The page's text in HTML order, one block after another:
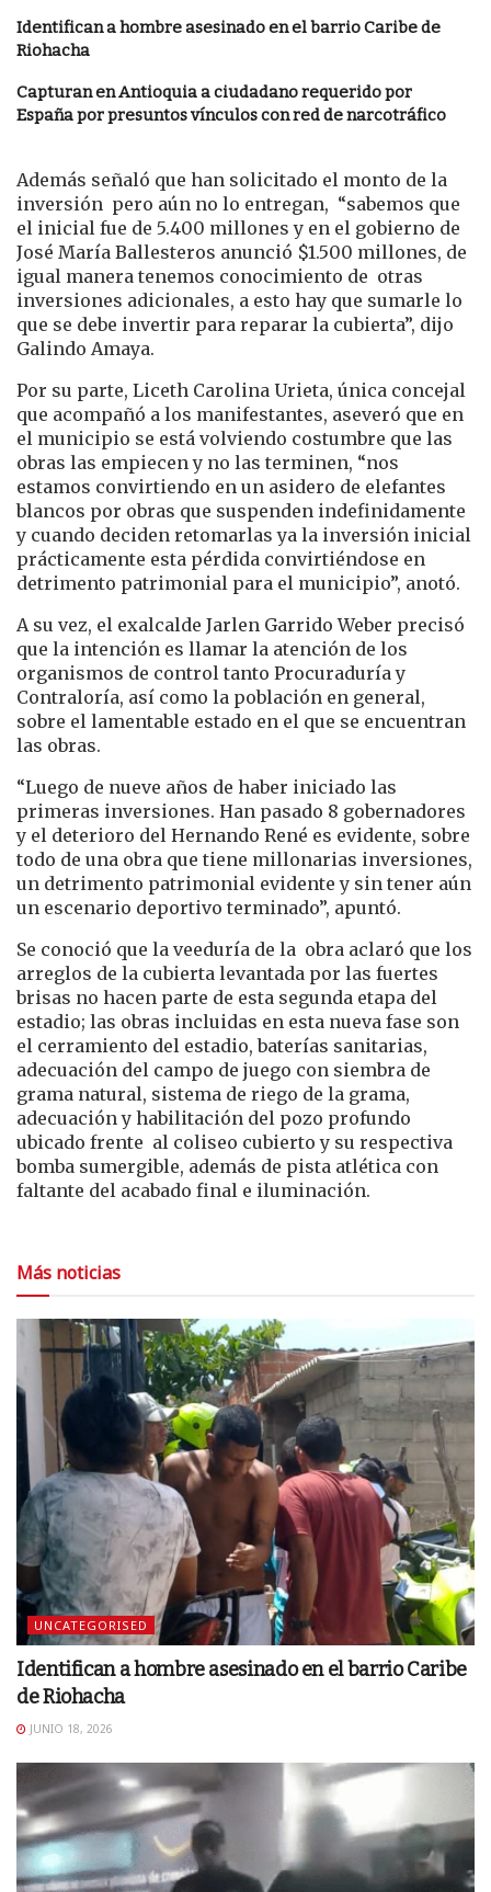
Identifican a hombre asesinado en el barrio Caribe de
Riohacha
Capturan en Antioquia a ciudadano requerido por
España por presuntos vínculos con red de narcotráfico
Además señaló que han solicitado el monto de la
inversión pero aún no lo entregan, “sabemos que
el inicial fue de 5.400 millones y en el gobierno de
José María Ballesteros anunció $1.500 millones, de
igual manera tenemos conocimiento de otras
inversiones adicionales, a esto hay que sumarle lo
que se debe invertir para reparar la cubierta”, dijo
Galindo Amaya.
Por su parte, Liceth Carolina Urieta, única concejal
que acompañó a los manifestantes, aseveró que en
el municipio se está volviendo costumbre que las
obras las empiecen y no las terminen, “nos
estamos convirtiendo en un asidero de elefantes
blancos por obras que suspenden indefinidamente
y cuando deciden retomarlas ya la inversión inicial
prácticamente esta pérdida convirtiéndose en
detrimento patrimonial para el municipio”, anotó.
A su vez, el exalcalde Jarlen Garrido Weber precisó
que la intención es llamar la atención de los
organismos de control tanto Procuraduría y
Contraloría, así como la población en general,
sobre el lamentable estado en el que se encuentran
las obras.
“Luego de nueve años de haber iniciado las
primeras inversiones. Han pasado 8 gobernadores
y el deterioro del Hernando René es evidente, sobre
todo de una obra que tiene millonarias inversiones,
un detrimento patrimonial evidente y sin tener aún
un escenario deportivo terminado”, apuntó.
Se conoció que la veeduría de la obra aclaró que los
arreglos de la cubierta levantada por las fuertes
brisas no hacen parte de esta segunda etapa del
estadio; las obras incluidas en esta nueva fase son
el cerramiento del estadio, baterías sanitarias,
adecuación del campo de juego con siembra de
grama natural, sistema de riego de la grama,
adecuación y habilitación del pozo profundo
ubicado frente al coliseo cubierto y su respectiva
bomba sumergible, además de pista atlética con
faltante del acabado final e iluminación.
Más noticias
UNCATEGORISED
Identifican a hombre asesinado en el barrio Caribe
de Riohacha
JUNIO 18, 2026